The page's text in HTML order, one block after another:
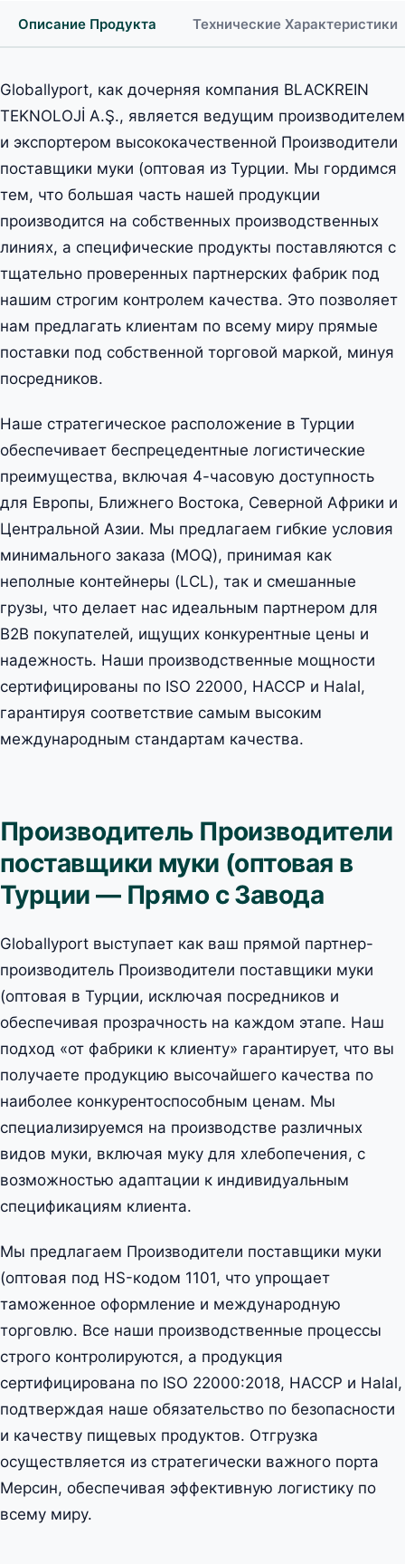
Описание Продукта Технические Характеристики
Globallyport, как дочерняя компания BLACKREIN
TEKNOLOJİ A.Ş., является ведущим производителем
и экспортером высококачественной Производители
поставщики муки (оптовая из Турции. Мы гордимся
тем, что большая часть нашей продукции
производится на собственных производственных
линиях, а специфические продукты поставляются с
тщательно проверенных партнерских фабрик под
нашим строгим контролем качества. Это позволяет
нам предлагать клиентам по всему миру прямые
поставки под собственной торговой маркой, минуя
посредников.
Наше стратегическое расположение в Турции
обеспечивает беспрецедентные логистические
преимущества, включая 4-часовую доступность
для Европы, Ближнего Востока, Северной Африки и
Центральной Азии. Мы предлагаем гибкие условия
минимального заказа (MOQ), принимая как
неполные контейнеры (LCL), так и смешанные
грузы, что делает нас идеальным партнером для
B2B покупателей, ищущих конкурентные цены и
надежность. Наши производственные мощности
сертифицированы по ISO 22000, HACCP и Halal,
гарантируя соответствие самым высоким
международным стандартам качества.
Производитель Производители
поставщики муки (оптовая в
Турции — Прямо с Завода
Globallyport выступает как ваш прямой партнер-
производитель Производители поставщики муки
(оптовая в Турции, исключая посредников и
обеспечивая прозрачность на каждом этапе. Наш
подход «от фабрики к клиенту» гарантирует, что вы
получаете продукцию высочайшего качества по
наиболее конкурентоспособным ценам. Мы
специализируемся на производстве различных
видов муки, включая муку для хлебопечения, с
возможностью адаптации к индивидуальным
спецификациям клиента.
Мы предлагаем Производители поставщики муки
(оптовая под HS-кодом 1101, что упрощает
таможенное оформление и международную
торговлю. Все наши производственные процессы
строго контролируются, а продукция
сертифицирована по ISO 22000:2018, HACCP и Halal,
подтверждая наше обязательство по безопасности
и качеству пищевых продуктов. Отгрузка
осуществляется из стратегически важного порта
Мерсин, обеспечивая эффективную логистику по
всему миру.